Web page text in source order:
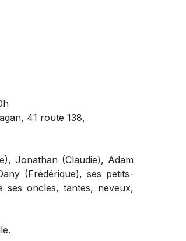
41 route 138,
Jonathan (Claudie), Adam
(Frédérique), ses petits-
ses oncles, tantes, neveux,